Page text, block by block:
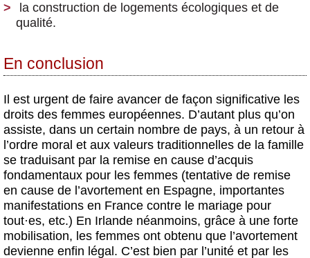
la construction de logements écologiques et de
qualité.
En conclusion
Il est urgent de faire avancer de façon significative les
droits des femmes européennes. D’autant plus qu’on
assiste, dans un certain nombre de pays, à un retour à
l’ordre moral et aux valeurs traditionnelles de la famille
se traduisant par la remise en cause d’acquis
fondamentaux pour les femmes (tentative de remise
en cause de l’avortement en Espagne, importantes
manifestations en France contre le mariage pour
tout·es, etc.) En Irlande néanmoins, grâce à une forte
mobilisation, les femmes ont obtenu que l’avortement
devienne enfin légal. C’est bien par l’unité et par les